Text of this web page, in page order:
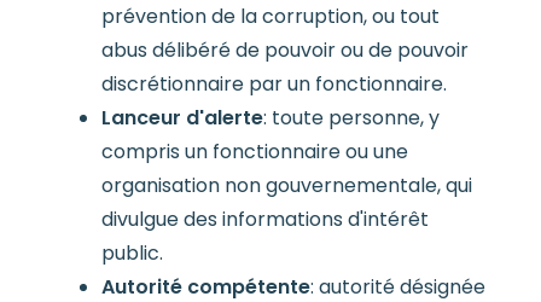
prévention de la corruption, ou tout
abus délibéré de pouvoir ou de pouvoir
discrétionnaire par un fonctionnaire.
Lanceur d'alerte: toute personne, y
compris un fonctionnaire ou une
organisation non gouvernementale, qui
divulgue des informations d'intérêt
public.
Autorité compétente: autorité désignée